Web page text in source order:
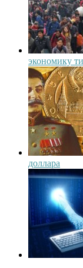
экономику
доллара